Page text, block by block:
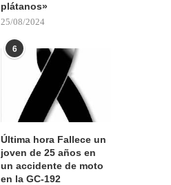
plátanos»
25/08/2024
6
Última hora Fallece un
joven de 25 años en
un accidente de moto
en la GC-192